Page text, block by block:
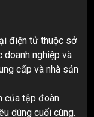
điện tử thuộc sở
doanh nghiệp và
cấp và nhà sản
của tập đoàn
dùng cuối cùng.